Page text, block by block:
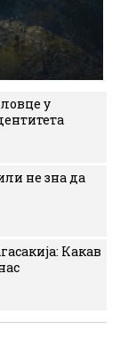
у
не зна да
Какав